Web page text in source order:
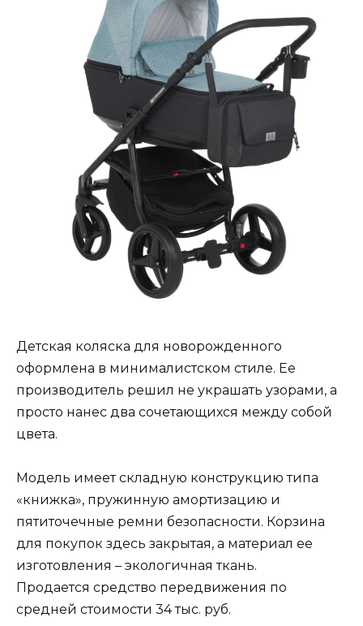
Детская коляска для новорожденного
оформлена в минималистском стиле. Ее
производитель решил не украшать узорами, а
просто нанес два сочетающихся между собой
цвета.
Модель имеет складную конструкцию типа
«книжка», пружинную амортизацию и
пятиточечные ремни безопасности. Корзина
для покупок здесь закрытая, а материал ее
изготовления – экологичная ткань.
Продается средство передвижения по
средней стоимости 34 тыс. руб.